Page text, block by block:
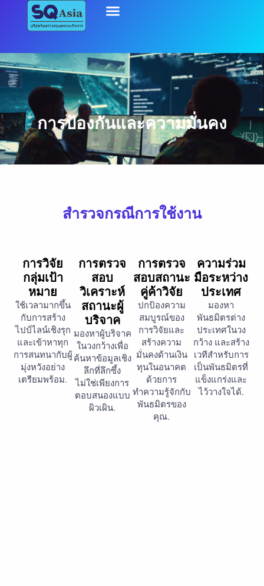
การป้องกันและความมั่นคง
สำรวจกรณีการใช้งาน
การวิจัย
กลุ่มเป้า
หมาย
ใช้เวลามากขึ้น
กับการสร้าง
ไปป์ไลน์เชิงรุก
และเข้าหาทุก
การสนทนากับผู้
มุ่งหวังอย่าง
เตรียมพร้อม.
การตรวจ
สอบ
วิเคราะห์
สถานะผู้
บริจาค
มองหาผู้บริจาค
ในวงกว้างเพื่อ
ค้นหาข้อมูลเชิง
ลึกที่ลึกซึ้ง
ไม่ใช่เพียงการ
ตอบสนองแบบ
ผิวเผิน.
การตรวจ
สอบสถานะ
คู่ค้าวิจัย
ปกป้องความ
สมบูรณ์ของ
การวิจัยและ
สร้างความ
มั่นคงด้านเงิน
ทุนในอนาคต
ด้วยการ
ทำความรู้จักกับ
พันธมิตรของ
คุณ.
ความร่วม
มือระหว่าง
ประเทศ
มองหา
พันธมิตรต่าง
ประเทศในวง
กว้าง และสร้าง
เวทีสำหรับการ
เป็นพันธมิตรที่
แข็งแกร่งและ
ไว้วางใจได้.